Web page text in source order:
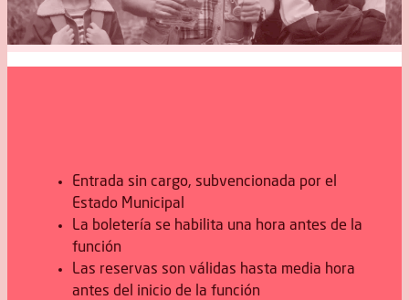
Entrada sin cargo, subvencionada por el
Estado Municipal
La boletería se habilita una hora antes de la
función
Las reservas son válidas hasta media hora
antes del inicio de la función